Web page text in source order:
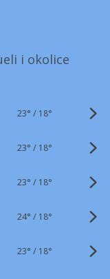
i okolice
23° / 18°
23° / 18°
23° / 18°
24° / 18°
23° / 18°